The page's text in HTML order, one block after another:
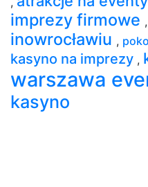
imprezy firmowe ,
inowrocławiu ,
kasyno na imprezy ,
warszawa
kasyno